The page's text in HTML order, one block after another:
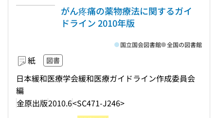
がん疼痛の薬物療法に関するガイ
ドライン 2010年版
紙 図書
日本緩和医療学会緩和医療ガイドライン作成委員会
編
金原出版2010.6<SC471-J246>
国立国会図書館 全国の図書館